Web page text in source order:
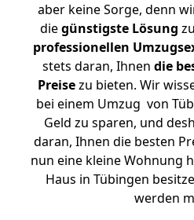
aber keine Sorge, denn
diegünstigste Lösung
professionellen
stets daran, Ihnen die
Preisezu bieten. Wir
bei einem Umzug von
Geld zu sparen, und
daran, Ihnen die besten
nun eine kleine Wohnung
Haus in Tübingen
werden